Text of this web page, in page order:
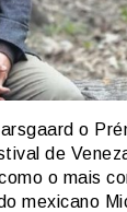
o
de
o mais
mexicano